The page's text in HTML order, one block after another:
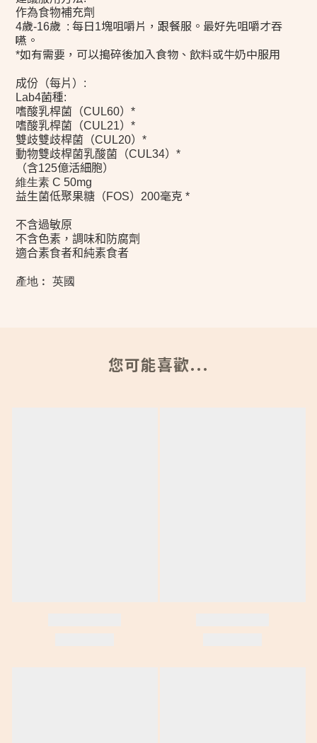
作為食物補充劑
4歲-16歲 : 每日1塊咀嚼片，跟餐服。最好先咀嚼才吞
嚥。
*如有需要，可以搗碎後加入食物、飲料或牛奶中服用
成份（每片） :
Lab4菌種:
嗜酸乳桿菌（CUL60）
*
嗜酸乳桿菌（CUL21）
*
雙歧雙歧桿菌（CUL20）
*
動物雙歧桿菌乳酸菌（CUL34）
*
（含125億活細胞）
維生素 C 50mg
益生菌低聚果糖（FOS） 200毫克 *
不含過敏原
不含色素，調味和防腐劑
適合素食者和純素食者
產地︰ 英國
您可能喜歡...